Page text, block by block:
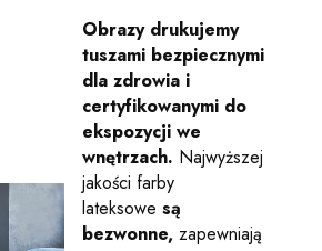
Obrazy drukujemy
tuszami bezpiecznymi
dla zdrowia i
certyfikowanymi do
ekspozycji we
wnętrzach. Najwyższej
jakości farby
lateksowe są
bezwonne, zapewniają